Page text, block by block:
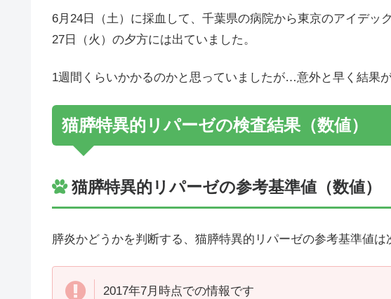
6月24日（土）に採血して、千葉県の病院から東京のアイデッ
27日（火）の夕方には出ていました。
1週間くらいかかるのかと思っていましたが…意外と早く結果
猫膵特異的リパーゼの検査結果（数値）
猫膵特異的リパーゼの参考基準値（数値）
膵炎かどうかを判断する、猫膵特異的リパーゼの参考基準値は
2017年7月時点での情報です